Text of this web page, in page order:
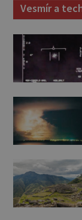
Vesmír a